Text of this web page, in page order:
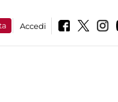
Accedi